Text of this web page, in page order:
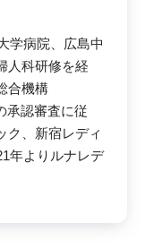
学病院、広島中
人科研修を経
合機構
承認審査に従
ク、新宿レディ
年よりルナレデ